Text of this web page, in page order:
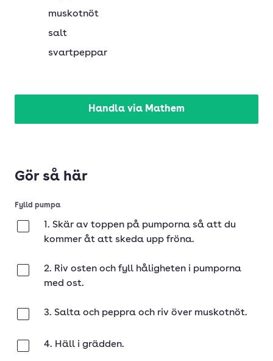
muskotnöt
salt
svartpeppar
Handla via Mathem
Gör så här
Fylld pumpa
1. Skär av toppen på pumporna så att du
kommer åt att skeda upp fröna.
2. Riv osten och fyll håligheten i pumporna
med ost.
3. Salta och peppra och riv över muskotnöt.
4. Häll i grädden.